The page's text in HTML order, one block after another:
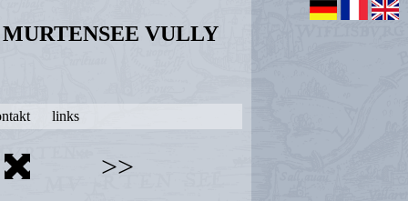
VULLY
links
>>